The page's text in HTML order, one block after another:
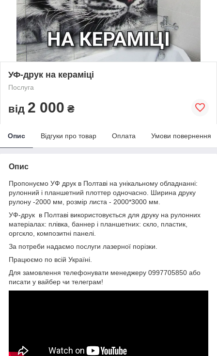
УФ-друк на кераміці
Послуга
від 2 000 ₴
Опис Відгуки про товар Оплата Умови повернення
Опис
Пропонуємо УФ друк в Полтаві на унікальному обладнанні:
рулонний і планшетний плоттер одночасно. Ширина друку
рулону -2000 мм, розмір листа - 2000*3000 мм.
УФ-друк в Полтаві використовується для друку на рулонних
матеріалах: плівка, баннер і планшетних: скло, пластик,
оргскло, композитні панелі.
За потреби надаємо послуги лазерної порізки.
Працюємо по всій Україні.
Для замовлення телефонувати менеджеру 0997705850 або
писати у вайбер чи телеграм!